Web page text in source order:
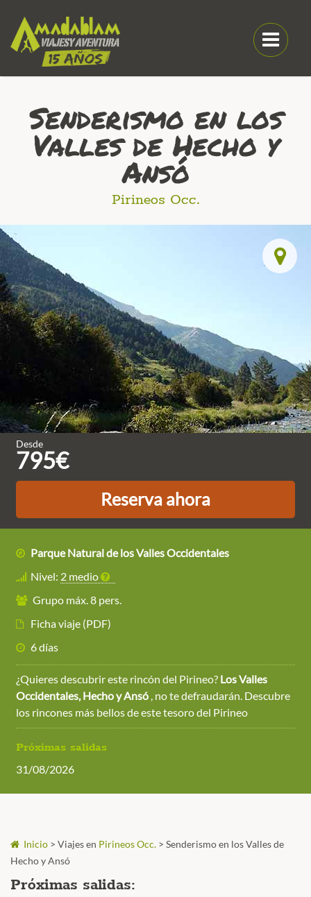
Senderismo en los
Valles de Hecho y
Ansó
Pirineos Occ.
Desde
795€
Reserva ahora
Parque Natural de los Valles Occidentales
Nivel: 2 medio
Grupo máx. 8 pers.
Ficha viaje (PDF)
6 días
¿Quieres descubrir este rincón del Pirineo? Los Valles
Occidentales, Hecho y Ansó , no te defraudarán. Descubre
los rincones más bellos de este tesoro del Pirineo
Próximas salidas
31/08/2026
Inicio > Viajes en Pirineos Occ. > Senderismo en los Valles de
Hecho y Ansó
Próximas salidas: